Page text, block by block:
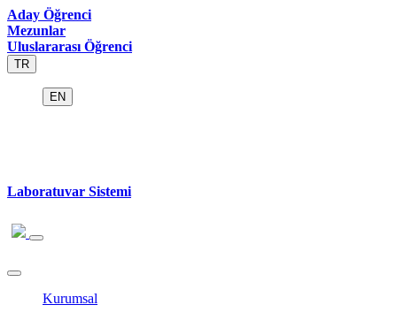
Aday Öğrenci
Mezunlar
Uluslararası Öğrenci
TR
EN
Laboratuvar Sistemi
Kurumsal